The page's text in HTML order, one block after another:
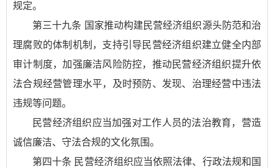
规定。
第三十九条 国家推动构建民营经济组织源头防范和治
理腐败的体制机制，支持引导民营经济组织建立健全内部
审计制度，加强廉洁风险防控，推动民营经济组织提升依
法合规经营管理水平，及时预防、发现、治理经营中违法
违规等问题。
民营经济组织应当加强对工作人员的法治教育，营造
诚信廉洁、守法合规的文化氛围。
第四十条 民营经济组织应当依照法律、行政法规和国